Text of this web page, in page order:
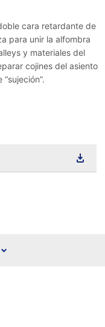
cara retardante de
para unir la alfombra
y materiales del
cojines del asiento